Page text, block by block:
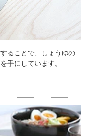
ることで、しょうゆの
手にしています。